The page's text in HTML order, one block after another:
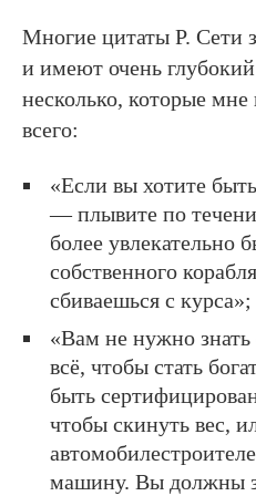
Многие цитаты Р. Сети
и имеют очень
несколько, которые
всего:
«Если вы хотите
— плывите по
более увлекательно
собственного
сбиваешься с курса»;
«Вам не нужно
всё, чтобы стать
быть
чтобы скинуть вес,
машину. Вы должны